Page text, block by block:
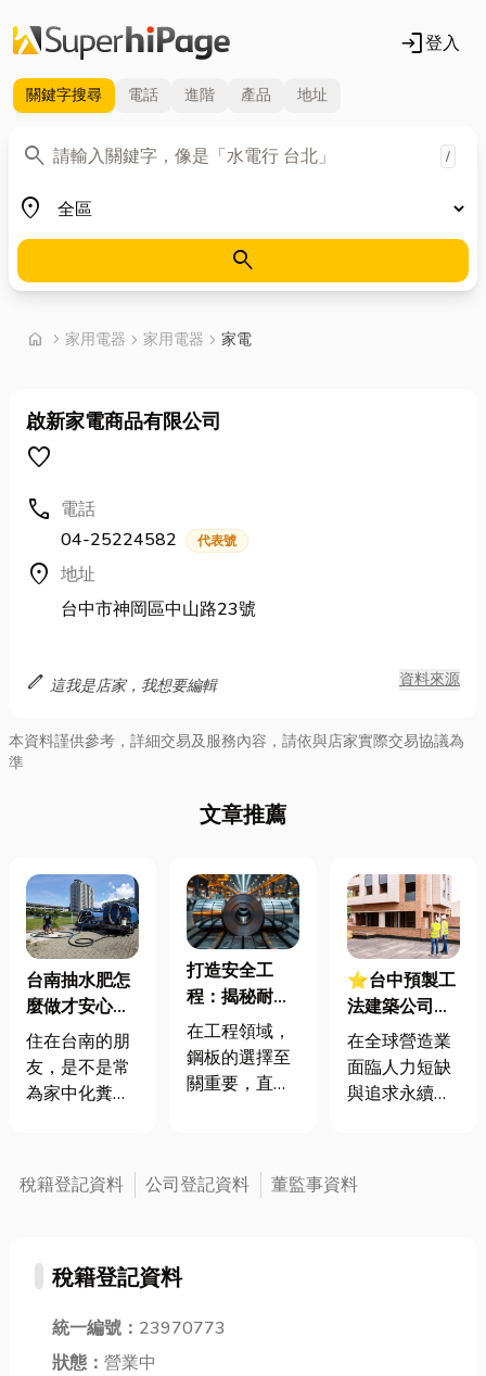
login登入
關鍵字搜尋 電話 進階 產品 地址
search
關鍵字 /
place
地區
search
home chevron_right 首頁
家用電器 chevron_right 家用電器 chevron_right 家電
啟新家電商品有限公司
favorite
call 電話
04-25224582
代表號
location_on 地址
台中市神岡區中山路23號
edit 這我是店家，我想要編輯 資料來源
本資料謹供參考，詳細交易及服務內容，請依與店家實際交易協議為
準
文章推薦
台南抽水肥怎
麼做才安心？
抽肥達人分享
水肥清理知識
住在台南的朋
友，是不是常
為家中化糞
怎麼清理而傷
腦筋？糞水一
可能回流到室
品質；但市面
上「台南清化
打造安全工
程：揭秘耐
候、耐磨與壓
力容器鋼板的
選擇秘訣！
在工程領域，
鋼板的選擇至
關重要，直接
板、耐磨性鋼
業中扮演著不
⭐台中預製工
法建築公司：
預製建築 vs.
預鑄建築有什
麼不同？一文
在全球營造業
面臨人力短缺
與追求永續發
建築已成為當
代建築的主流
稅籍登記資料 公司登記資料 董監事資料
稅籍登記資料
統一編號： 23970773
狀態： 營業中